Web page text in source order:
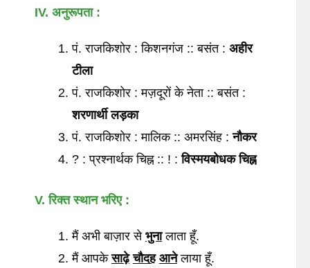
IV. अनुरूपता:
पं. राजकिशोर : किशनगंज :: बसंत : अहीर
टीला
पं. राजकिशोर : मज़दूरों के नेता :: बसंत :
शरणार्थी लड़का
पं. राजकिशोर : मालिक :: अमरसिंह :नौकर
? : प्रश्नार्थक चिह्न :: ! :विस्मयबोधक चिह्न
V. रिक्त स्थान भरिए:
मैं अभी बाज़ार से भुनालाता हूँ.
मैं आपकेसाढ़े चौदह आनेलाया हूँ.